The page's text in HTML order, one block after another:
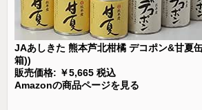
JAあしきた 熊本芦北柑橘 デコポン&甘夏
箱))
販売価格: ￥5,665 税込
Amazonの商品ページを見る